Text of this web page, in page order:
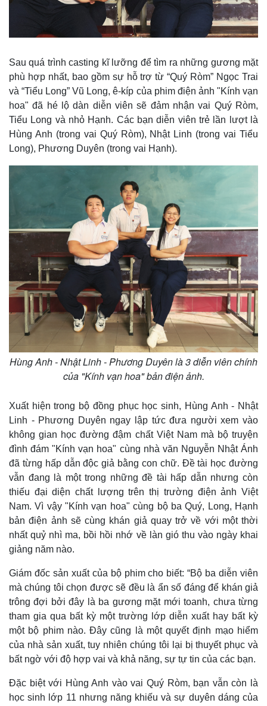
Thế giới
Quan sát
Cuộc sống đó đây
Hồ sơ
Multimedia
Video
Ảnh
E-Magazine
Infographic
Kinh tế
Bất động sản
Khởi nghiệp
Thị trường
Giá vàng
Tiêu dùng
Tỷ giá
Chứng khoán
Sau quá trình casting kĩ lưỡng để tìm ra những gương mặt
phù hợp nhất, bao gồm sự hỗ trợ từ “Quý Ròm” Ngọc Trai
và “Tiểu Long” Vũ Long, ê-kíp của phim điện ảnh "Kính vạn
hoa" đã hé lộ dàn diễn viên sẽ đảm nhận vai Quý Ròm,
Tiểu Long và nhỏ Hạnh. Các bạn diễn viên trẻ lần lượt là
Hùng Anh (trong vai Quý Ròm), Nhật Linh (trong vai Tiểu
Long), Phương Duyên (trong vai Hạnh).
Hùng Anh - Nhật Linh - Phương Duyên là 3 diễn viên chính
của "Kính vạn hoa" bản điện ảnh.
Xuất hiện trong bộ đồng phục học sinh, Hùng Anh - Nhật
Linh - Phương Duyên ngay lập tức đưa người xem vào
không gian học đường đậm chất Việt Nam mà bộ truyện
đình đám "Kính vạn hoa" cùng nhà văn Nguyễn Nhật Ánh
đã từng hấp dẫn độc giả bằng con chữ. Đề tài học đường
vẫn đang là một trong những đề tài hấp dẫn nhưng còn
thiếu đại diện chất lượng trên thị trường điện ảnh Việt
Nam. Vì vậy "Kính vạn hoa" cùng bộ ba Quý, Long, Hạnh
bản điện ảnh sẽ cùng khán giả quay trở về với một thời
nhất quỷ nhì ma, bồi hồi nhớ về làn gió thu vào ngày khai
giảng năm nào.
Giám đốc sản xuất của bộ phim cho biết: “Bộ ba diễn viên
mà chúng tôi chọn được sẽ đều là ẩn số đáng để khán giả
trông đợi bởi đây là ba gương mặt mới toanh, chưa từng
tham gia qua bất kỳ một trường lớp diễn xuất hay bất kỳ
một bộ phim nào. Đây cũng là một quyết định mạo hiểm
của nhà sản xuất, tuy nhiên chúng tôi lại bị thuyết phục và
bất ngờ với độ hợp vai và khả năng, sự tự tin của các bạn.
Đặc biệt với Hùng Anh vào vai Quý Ròm, bạn vẫn còn là
học sinh lớp 11 nhưng năng khiếu và sự duyên dáng của